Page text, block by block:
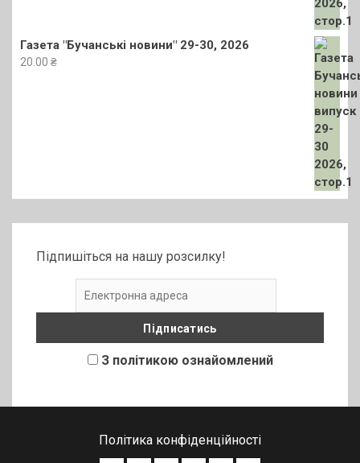
Газета "Бучанські новини" 29-30, 2026
20.00 ₴
Підпишіться на нашу розсилку!
З політикою ознайомлений
Політика конфіденційності